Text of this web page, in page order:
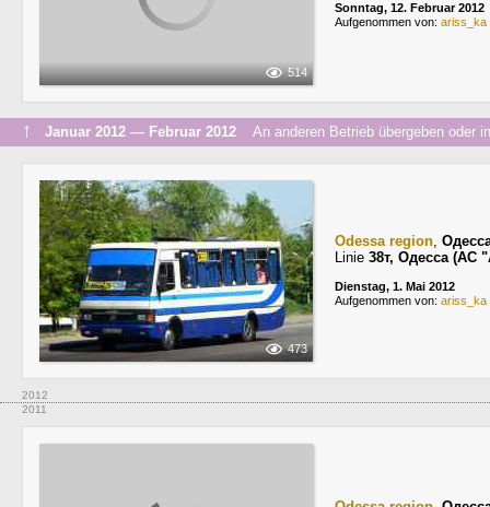
514
Sonntag, 12. Februar 2012
Aufgenommen von: ariss_ka
↑ Januar 2012 — Februar 2012 An anderen Betrieb übergeben oder
473
Odessa region,
Linie 38т, Одесса (АС
Dienstag, 1. Mai 2012
Aufgenommen von: ariss_ka
2012
2011